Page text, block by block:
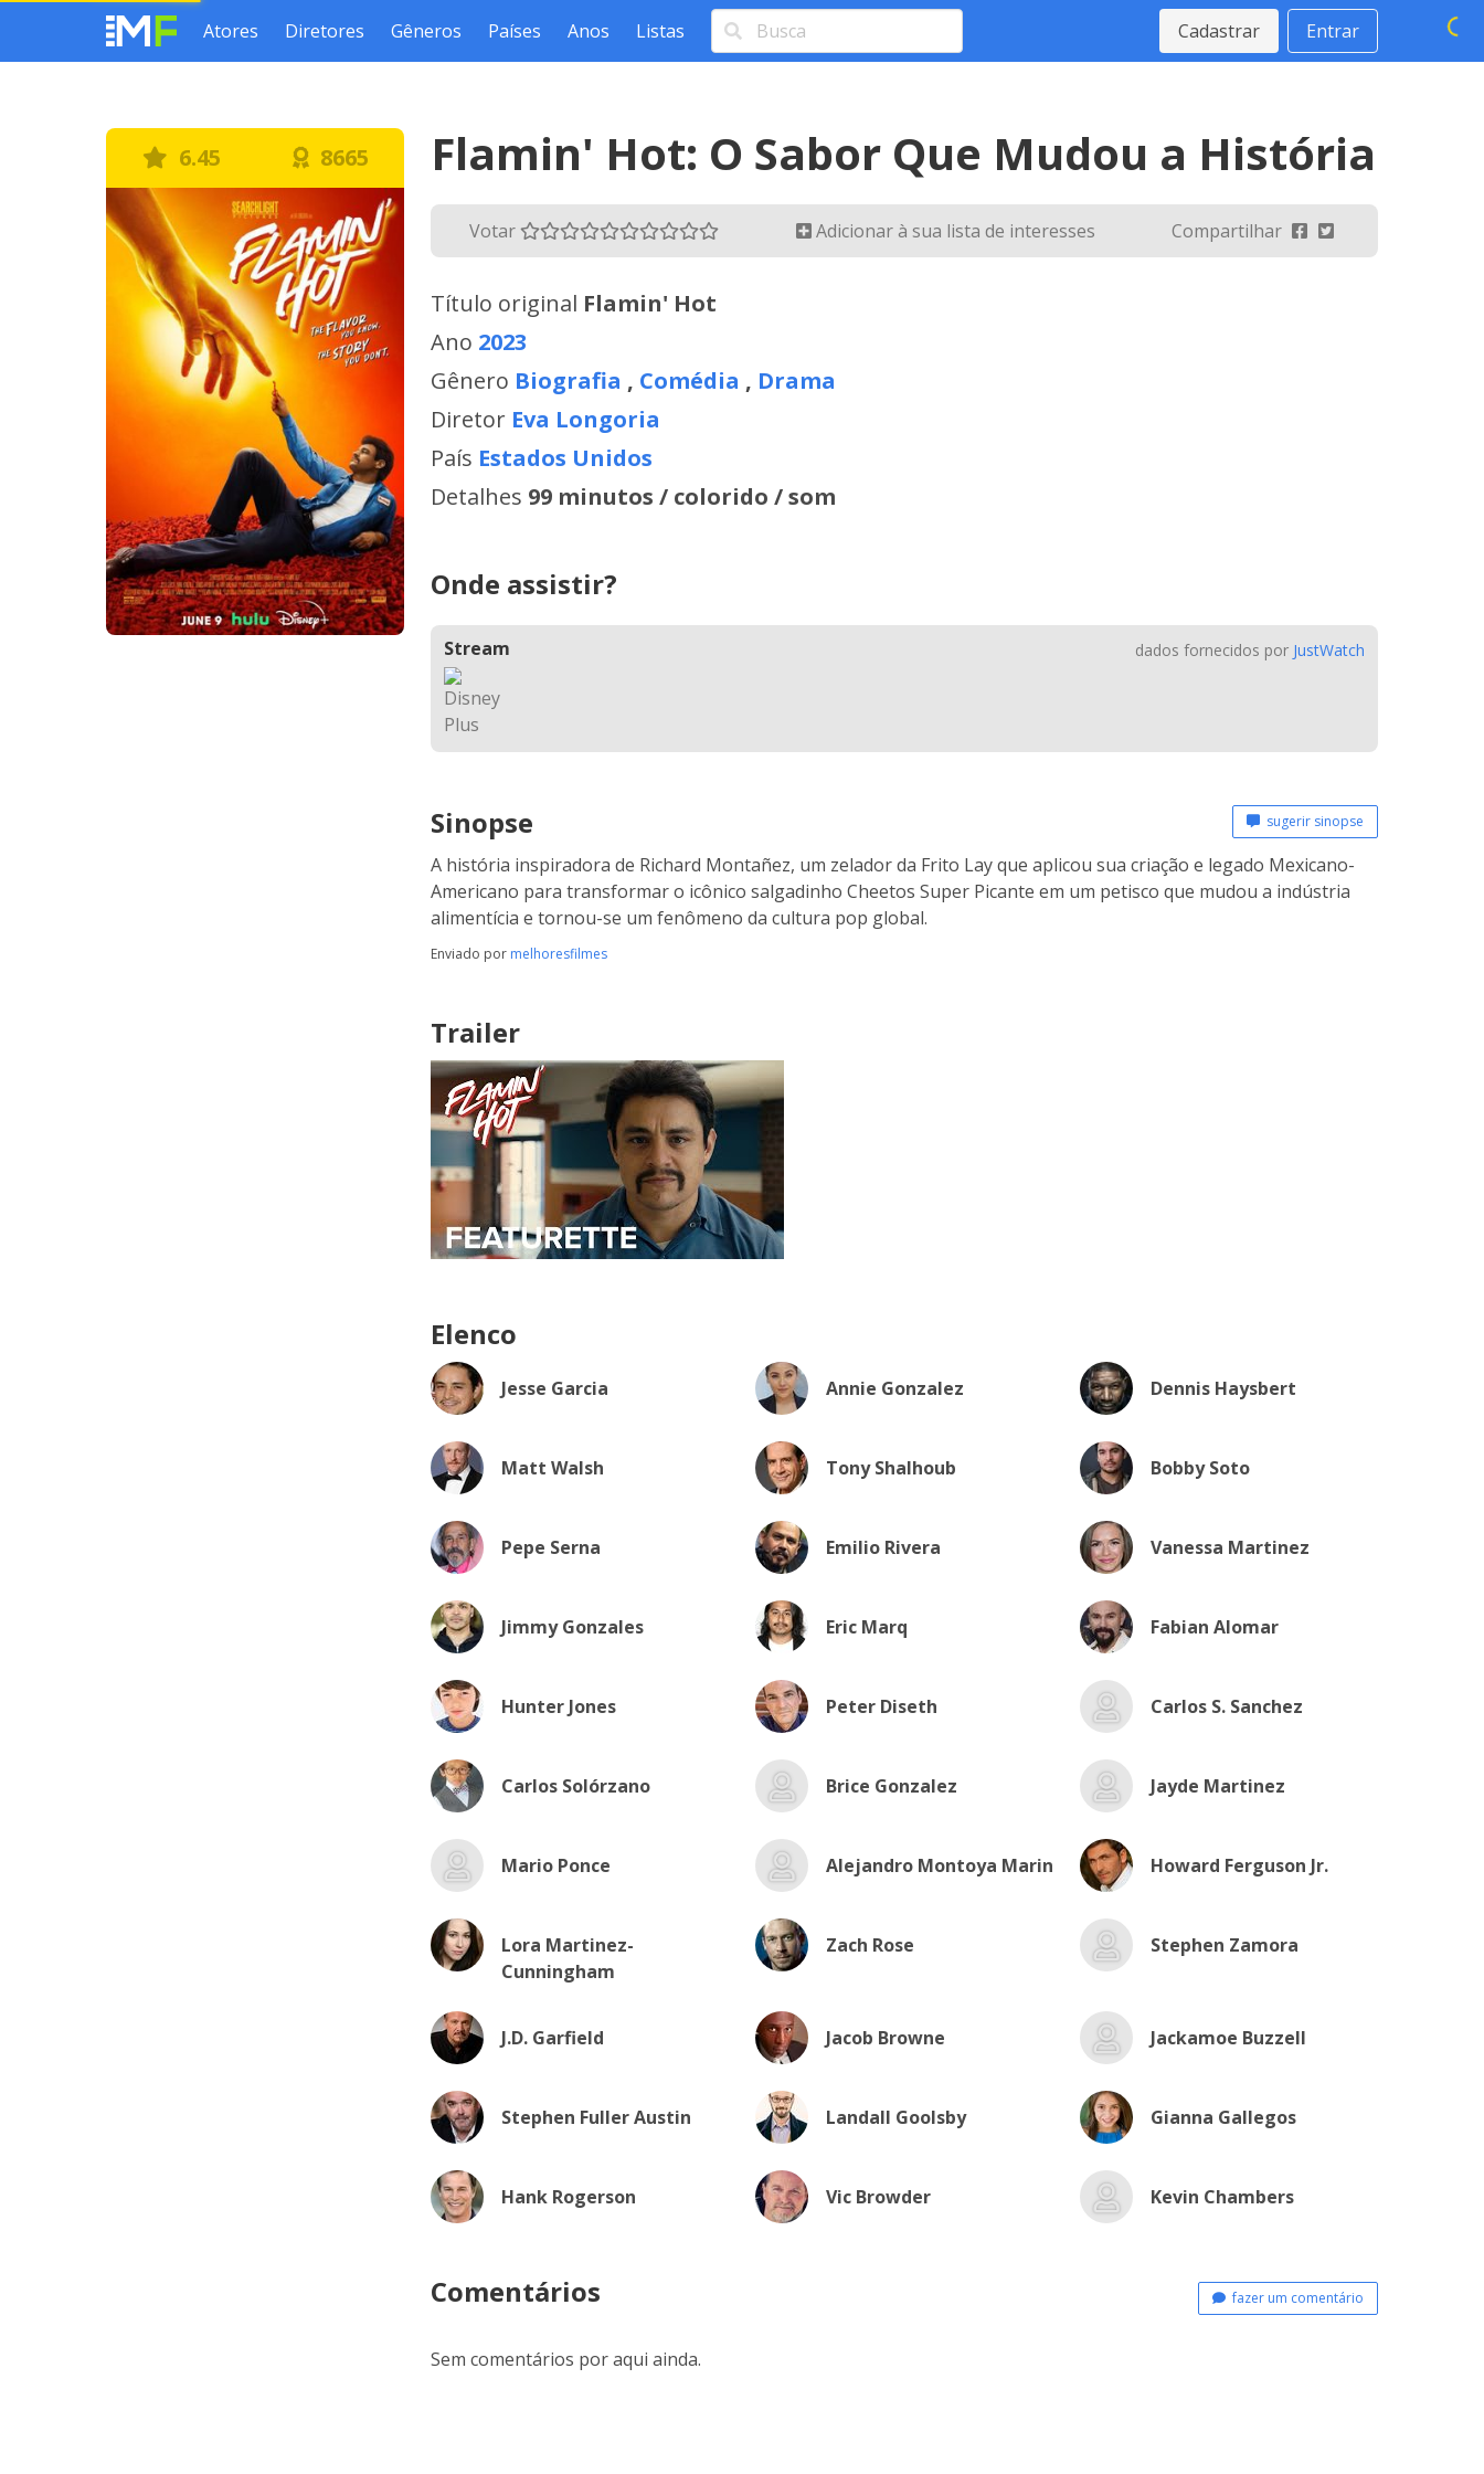
Atores Diretores Gêneros Países Anos Listas Cadastrar Entrar
6.45 8665 Flamin' Hot: O Sabor Que Mudou a História
Votar Adicionar à sua lista de interesses Compartilhar
Título original Flamin' Hot
Ano 2023
Gênero Biografia , Comédia , Drama
Diretor Eva Longoria
País Estados Unidos
Detalhes 99 minutos / colorido / som
Onde assistir?
Stream dados fornecidos por JustWatch
Sinopse sugerir sinopse
A história inspiradora de Richard Montañez, um zelador da Frito Lay que aplicou sua criação e legado Mexicano-
Americano para transformar o icônico salgadinho Cheetos Super Picante em um petisco que mudou a indústria
alimentícia e tornou-se um fenômeno da cultura pop global.
Enviado por melhoresfilmes
Trailer
Elenco
Jesse Garcia Annie Gonzalez Dennis Haysbert
Matt Walsh Tony Shalhoub Bobby Soto
Pepe Serna Emilio Rivera Vanessa Martinez
Jimmy Gonzales Eric Marq Fabian Alomar
Hunter Jones Peter Diseth Carlos S. Sanchez
Carlos Solórzano Brice Gonzalez Jayde Martinez
Mario Ponce Alejandro Montoya Marin Howard Ferguson Jr.
Lora Martinez-
Cunningham
Zach Rose Stephen Zamora
J.D. Garfield Jacob Browne Jackamoe Buzzell
Stephen Fuller Austin Landall Goolsby Gianna Gallegos
Hank Rogerson Vic Browder Kevin Chambers
Comentários fazer um comentário
Sem comentários por aqui ainda.